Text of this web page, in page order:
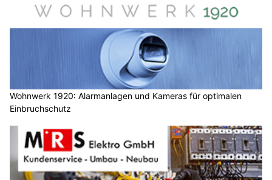
Wohnwerk 1920: Alarmanlagen und Kameras für optimalen
Einbruchschutz